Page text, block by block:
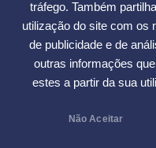
tráfego. Também
utilização do site com os
de publicidade e de
outras informações
estes a partir da sua
Não Aceitar
Avenida César Seara, 560 -
- (48) 3234-2089 - (48)
Sede de Praia: Rua Elke
Telefone 48 3365-5789